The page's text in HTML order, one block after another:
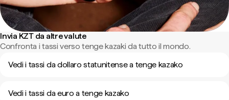
Invia KZT da altre valute
Confronta i tassi verso tenge kazaki da tutto il mondo.
Vedi i tassi da dollaro statunitense a tenge kazako
Vedi i tassi da euro a tenge kazako